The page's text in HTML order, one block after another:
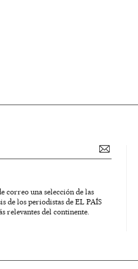
correo una selección de las
de los periodistas de EL PAÍS
relevantes del continente.